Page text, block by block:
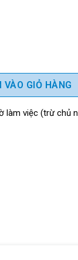
VÀO GIỎ HÀNG
làm việc (trừ chủ